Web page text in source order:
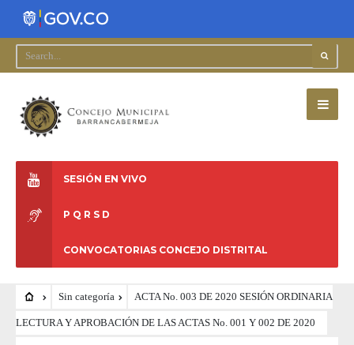
SESIÓN EN VIVO
P Q R S D
CONVOCATORIAS CONCEJO DISTRITAL
Sin categoría ACTA No. 003 DE 2020 SESIÓN ORDINARIA
LECTURA Y APROBACIÓN DE LAS ACTAS No. 001 Y 002 DE 2020